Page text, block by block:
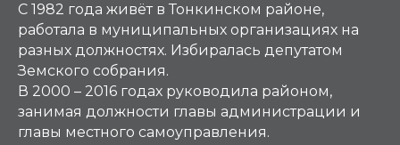
С 1982 года живёт в Тонкинском районе,
работала в муниципальных организациях на
разных должностях. Избиралась депутатом
Земского собрания.
В 2000 – 2016 годах руководила районом,
занимая должности главы администрации и
главы местного самоуправления.